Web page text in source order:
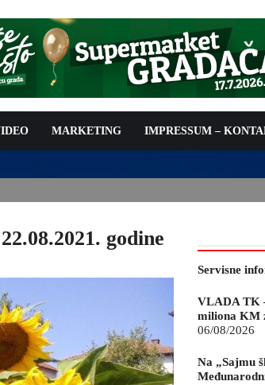
MARKETING IMPRESSUM –
godine
Servisne
VLADA TK
miliona KM
06/08/2026
Na „Sajmu